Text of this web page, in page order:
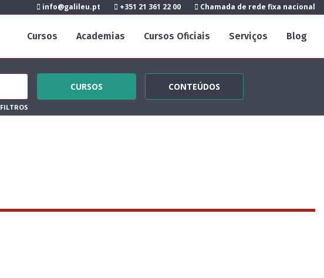
info@galileu.pt +351 21 361 22 00 Chamada de rede fixa nacional
Cursos Academias Cursos Oficiais Serviços Blog
CURSOS CONTEÚDOS
FILTROS